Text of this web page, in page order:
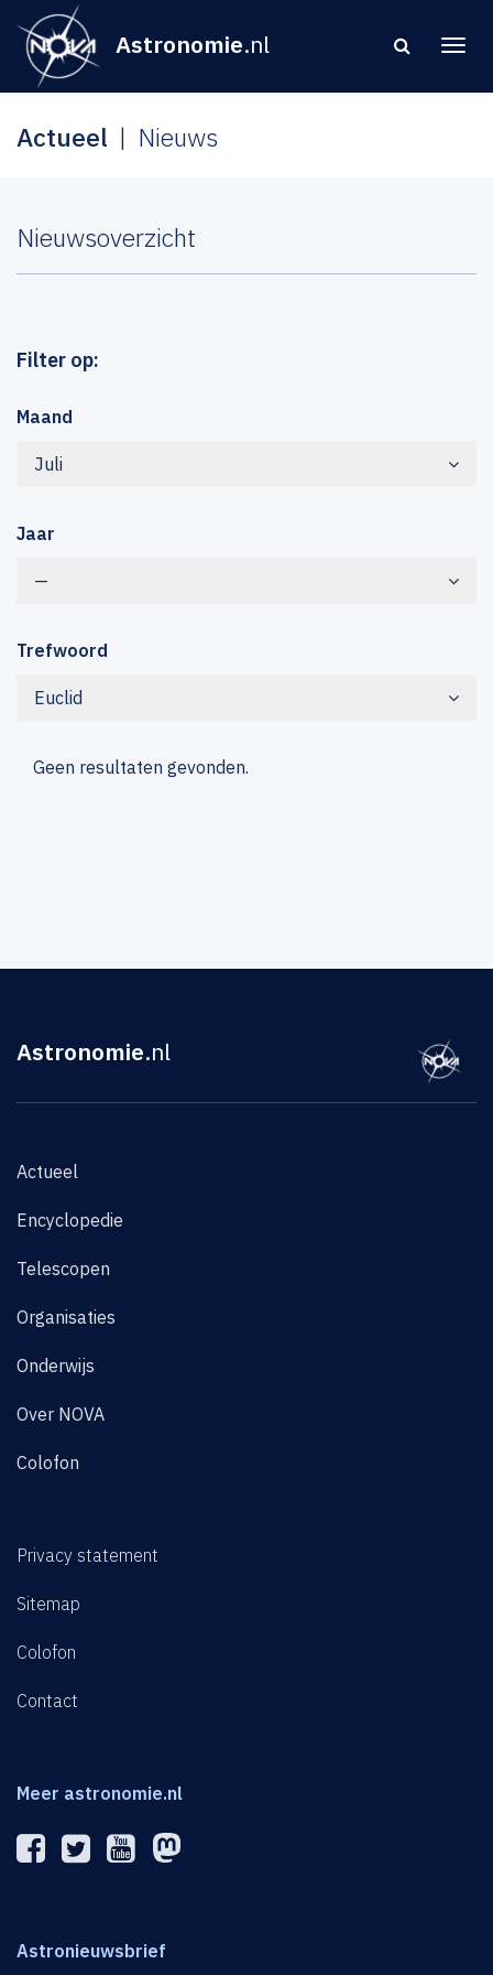
Astronomie.nl
Actueel Nieuws
Nieuwsoverzicht
Filter op:
Maand
Juli
Jaar
—
Trefwoord
Euclid
Geen resultaten gevonden.
Astronomie.nl
Actueel
Encyclopedie
Telescopen
Organisaties
Onderwijs
Over NOVA
Colofon
Privacy statement
Sitemap
Colofon
Contact
Meer astronomie.nl
Astronieuwsbrief